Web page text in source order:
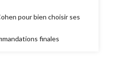
pour bien choisir ses
finales